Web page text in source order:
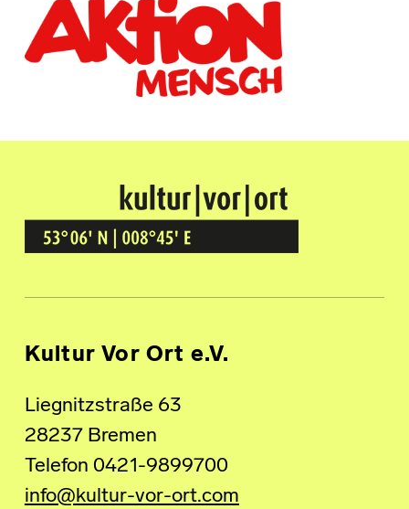
Kultur Vor Ort
BREMEN GRÖPELINGEN
Kultur Vor Ort e.V.
Liegnitzstraße 63
28237 Bremen
Telefon 0421-9899700
info@kultur-vor-ort.com